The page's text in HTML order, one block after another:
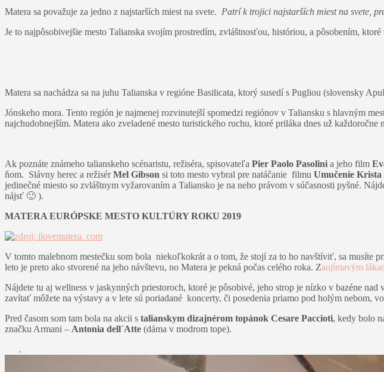
Matera sa považuje za jedno z najstarších miest na svete. Patrí k trojici najstarších miest na svete,
Je to najpôsobivejšie mesto Talianska svojím prostredím, zvláštnosťou, históriou, a pôsobením, ktoré
Matera sa nachádza sa na juhu Talianska v regióne Basilicata, ktorý susedí s Pugliou (slovensky
Jónskeho mora. Tento región je najmenej rozvinutejší spomedzi regiónov v Taliansku s hlavným
najchudobnejším. Matera ako zveladené mesto turistického ruchu, ktoré priláka dnes už
Ak poznáte známeho talianskeho scénaristu, režiséra, spisovateľa Pier Paolo Pasolini a jeho film
ňom. Slávny herec a režisérMel Gibson si toto mesto vybral pre natáčanie filmu Umučenie Krista
jedinečné miesto so zvláštnym vyžarovaním a Taliansko je na neho právom v súčasnosti pyšné.
nájsť 🙂 ).
MATERA EURÓPSKE MESTO KULTÚRY ROKU 2019
V tomto malebnom mestečku som bola niekoľkokrát a o tom, že stojí za to ho navštíviť, sa musíte
leto je preto ako stvorené na jeho návštevu, no Matera je pekná počas celého roka. Zaujímavým
Nájdete tu aj wellness v jaskynných priestoroch, ktoré je pôsobivé, jeho strop je nízko v bazéne
zavítať môžete na výstavy a v lete sú poriadané koncerty, či posedenia priamo pod holým nebom,
Pred časom som tam bola na akcii s talianskym dizajnérom topánok Cesare Paccioti, kedy bolo
značku Armani – Antonia dell´Atte (dáma v modrom tope).
.